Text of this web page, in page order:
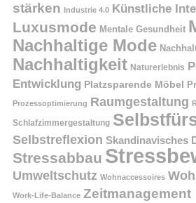
stärken
Industrie 4.0 Künstliche
Luxusmode Mentale Gesundheit
Nachhaltige Mode
Nachhaltigkeit Naturerlebnis
Entwicklung Platzsparende Möbel
Prozessoptimierung Raumgestaltung
Schlafzimmergestaltung
Selbstreflexion Skandinavisches
Stressabbau
Umweltschutz Wohnaccessoires
Work-Life-Balance Zeitmanagement